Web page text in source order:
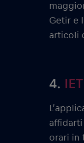
Getir e
articoli
4.
affidarti
orari in